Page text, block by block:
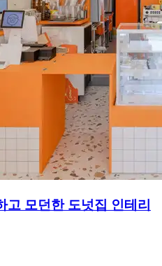
고 모던한 도넛집 인테리